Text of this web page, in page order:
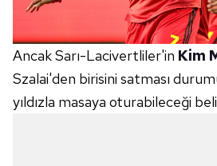
Ancak Sarı-Lacivertliler'in Kim
Szalai'den birisini satması
yıldızla masaya oturabileceği